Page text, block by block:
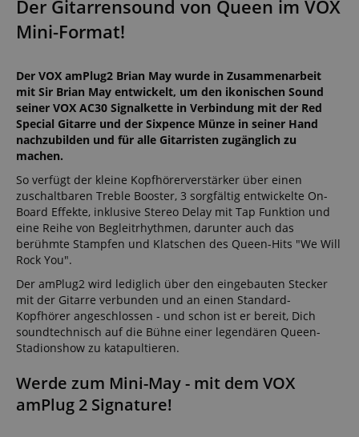
Der Gitarrensound von Queen im VOX
Mini-Format!
Der VOX amPlug2 Brian May wurde in Zusammenarbeit
mit Sir Brian May entwickelt, um den ikonischen Sound
seiner VOX AC30 Signalkette in Verbindung mit der Red
Special Gitarre und der Sixpence Münze in seiner Hand
nachzubilden und für alle Gitarristen zugänglich zu
machen.
So verfügt der kleine Kopfhörerverstärker über einen
zuschaltbaren Treble Booster, 3 sorgfältig entwickelte On-
Board Effekte, inklusive Stereo Delay mit Tap Funktion und
eine Reihe von Begleitrhythmen, darunter auch das
berühmte Stampfen und Klatschen des Queen-Hits "We Will
Rock You".
Der amPlug2 wird lediglich über den eingebauten Stecker
mit der Gitarre verbunden und an einen Standard-
Kopfhörer angeschlossen - und schon ist er bereit, Dich
soundtechnisch auf die Bühne einer legendären Queen-
Stadionshow zu katapultieren.
Werde zum Mini-May - mit dem VOX
amPlug 2 Signature!